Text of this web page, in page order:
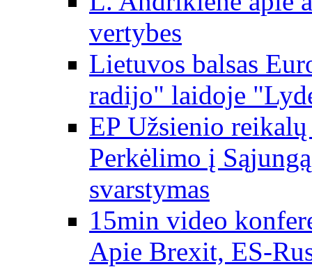
vertybes
Lietuvos balsas
radijo" laidoje
EP Užsienio
Perkėlimo į
svarstymas
15min video
Apie Brexit, ES-